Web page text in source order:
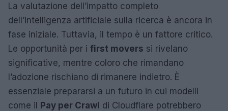
La valutazione dell’impatto completo
dell’intelligenza artificiale sulla ricerca è ancora in
fase iniziale. Tuttavia, il tempo è un fattore critico.
Le opportunità per i first movers si rivelano
significative, mentre coloro che rimandano
l’adozione rischiano di rimanere indietro. È
essenziale prepararsi a un futuro in cui modelli
come il Pay per Crawl di Cloudflare potrebbero